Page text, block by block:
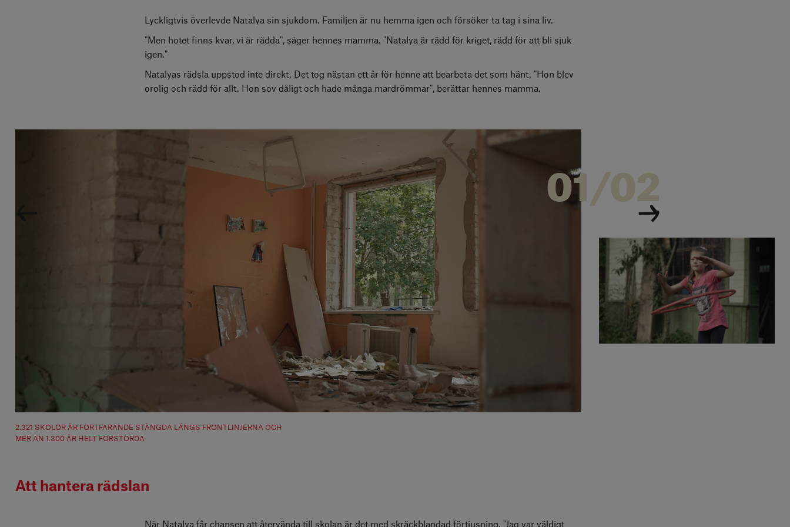
Lyckligtvis överlevde Natalya sin sjukdom. Familjen är nu hemma igen och försöker ta tag i sina liv.
"Men hotet finns kvar, vi är rädda", säger hennes mamma. "Natalya är rädd för kriget, rädd för att bli sjuk
igen."
Natalyas rädsla uppstod inte direkt. Det tog nästan ett år för henne att bearbeta det som hänt. "Hon blev
orolig och rädd för allt. Hon sov dåligt och hade många mardrömmar", berättar hennes mamma.
2.321 SKOLOR ÄR FORTFARANDE STÄNGDA LÄNGS FRONTLINJERNA OCH
MER ÄN 1.300 ÄR HELT FÖRSTÖRDA
01/02
Att hantera rädslan
När Natalya får chansen att återvända till skolan är det med skräckblandad förtjusning. "Jag var väldigt